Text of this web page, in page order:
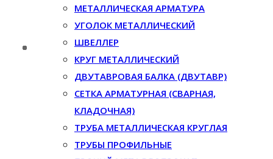
МЕТАЛЛИЧЕСКАЯ АРМАТУРА
УГОЛОК МЕТАЛЛИЧЕСКИЙ
ШВЕЛЛЕР
КРУГ МЕТАЛЛИЧЕСКИЙ
ДВУТАВРОВАЯ БАЛКА (ДВУТАВР)
СЕТКА АРМАТУРНАЯ (СВАРНАЯ,
КЛАДОЧНАЯ)
ТРУБА МЕТАЛЛИЧЕСКАЯ КРУГЛАЯ
ТРУБЫ ПРОФИЛЬНЫЕ